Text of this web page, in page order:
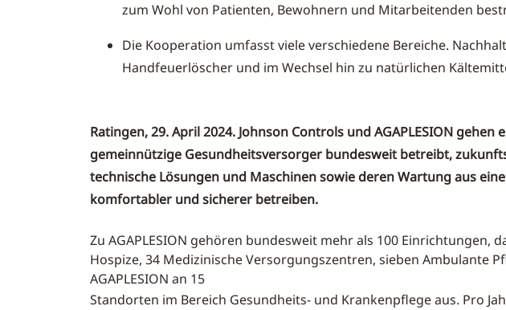
zum Wohl von Patienten, Bewohnern und Mitarbeitenden
Die Kooperation umfasst viele verschiedene Bereiche.
Handfeuerlöscher und im Wechsel hin zu natürlichen
Ratingen, 29. April 2024. Johnson Controls und AGAPLESION
gemeinnützige Gesundheitsversorger bundesweit betreibt,
technische Lösungen und Maschinen sowie deren Wartung aus
komfortabler und sicherer betreiben.
Zu AGAPLESION gehören bundesweit mehr als 100
Hospize, 34 Medizinische Versorgungszentren, sieben Ambulante
AGAPLESION an 15
Standorten im Bereich Gesundheits- und Krankenpflege aus. Pro